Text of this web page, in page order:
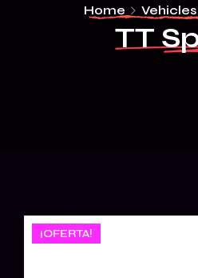
Home Vehicles
TT
¡OFERTA!